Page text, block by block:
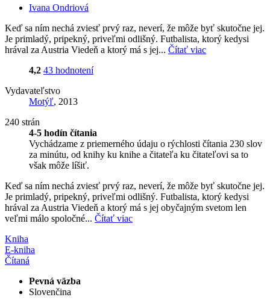
Ivana Ondriová
Keď sa ním nechá zviesť prvý raz, neverí, že môže byť skutočne jej.
Je primladý, pripekný, priveľmi odlišný. Futbalista, ktorý kedysi
hrával za Austria Viedeň a ktorý má s jej... Čítať viac
4,2 43 hodnotení
Vydavateľstvo
Motýľ, 2013
240 strán
4-5 hodín čítania
Vychádzame z priemerného údaju o rýchlosti čítania 230 slov
za minútu, od knihy ku knihe a čitateľa ku čitateľovi sa to
však môže líšiť.
Keď sa ním nechá zviesť prvý raz, neverí, že môže byť skutočne jej.
Je primladý, pripekný, priveľmi odlišný. Futbalista, ktorý kedysi
hrával za Austria Viedeň a ktorý má s jej obyčajným svetom len
veľmi málo spoločné... Čítať viac
Kniha
E-kniha
Čítaná
Pevná väzba
Slovenčina